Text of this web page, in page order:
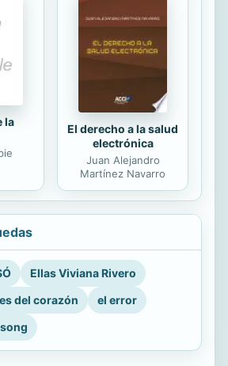
la
El derecho a la salud
electrónica
Juan Alejandro
Martínez Navarro
Ellas Viviana Rivero
del corazón
el error